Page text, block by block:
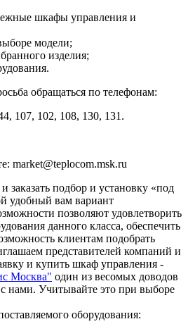
шкафы управления и
модели;
изделия;
обращаться по телефонам:
107, 102, 108, 130, 131.
market@teplocom.msk.ru
заказать подбор и установку «под
удобный вам вариант
позволяют удовлетворить
данного класса, обеспечить
клиентам подобрать
представителей компаний и
и купить шкаф управления -
Москва" один из весомых доводов
с нами. Учитывайте это при выборе
оборудования: